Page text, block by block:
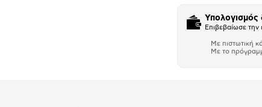
Επιβεβαίωσε
Με πιστωτική
Με το